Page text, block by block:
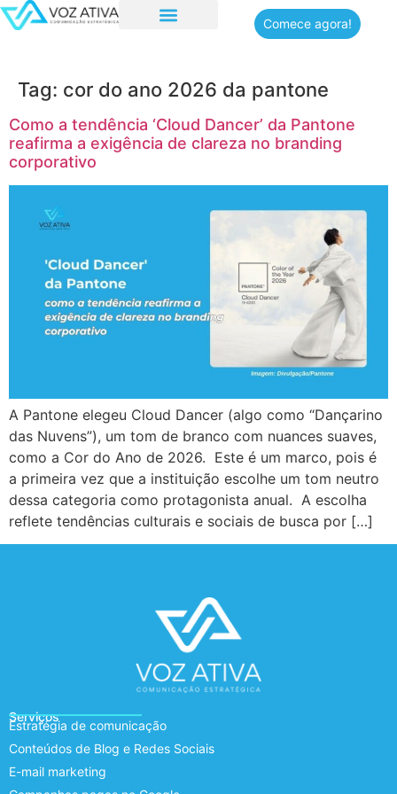
Comece agora!
Tag: cor do ano 2026 da pantone
Como a tendência ‘Cloud Dancer’ da Pantone
reafirma a exigência de clareza no branding
corporativo
A Pantone elegeu Cloud Dancer (algo como “Dançarino
das Nuvens”), um tom de branco com nuances suaves,
como a Cor do Ano de 2026. Este é um marco, pois é
a primeira vez que a instituição escolhe um tom neutro
dessa categoria como protagonista anual. A escolha
reflete tendências culturais e sociais de busca por […]
Serviços
Estratégia de comunicação
Conteúdos de Blog e Redes Sociais
E-mail marketing